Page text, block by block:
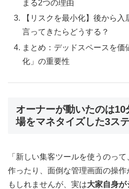
まる2つの理由
【リスクを最小化】後から
言ってきたらどうする？
まとめ：デッドスペースを価
化」の重要性
オーナーが動いたのは
場をマネタイズした3ス
「新しい集客ツールを使うのっ
作ったり、面倒な管理画面の操
もしれませんが、実は大家自身が